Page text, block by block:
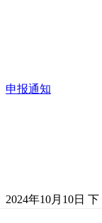
申报通知
2024年10月10日 下